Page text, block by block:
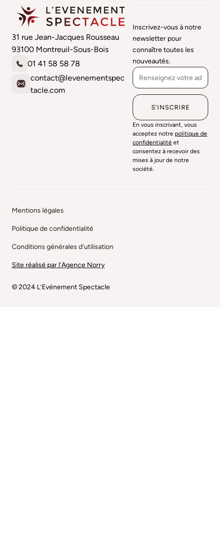
31 rue Jean-Jacques Rousseau
93100 Montreuil-Sous-Bois
01 41 58 58 78
contact@levenementspec
tacle.com
Inscrivez-vous à notre
newsletter pour
connaître toutes les
nouveautés.
En vous inscrivant, vous
acceptez notre politique de
confidentialité et
consentez à recevoir des
mises à jour de notre
société.
© 2024 L’Evénement Spectacle
Site réalisé par l'Agence Norry
Mentions légales
Politique de confidentialité
Conditions générales d'utilisation